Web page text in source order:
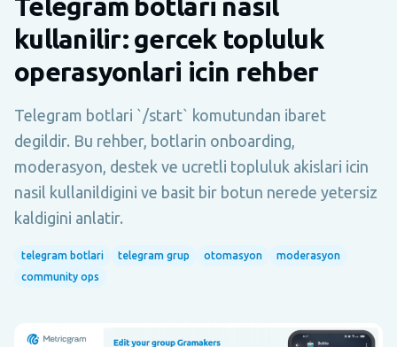
kullanilir: gercek topluluk
operasyonlari icin rehber
Telegram botlari `/start` komutundan ibaret
degildir. Bu rehber, botlarin onboarding,
moderasyon, destek ve ucretli topluluk akislari icin
nasil kullanildigini ve basit bir botun nerede yetersiz
kaldigini anlatir.
telegram botlari telegram grup otomasyon
moderasyon
community ops